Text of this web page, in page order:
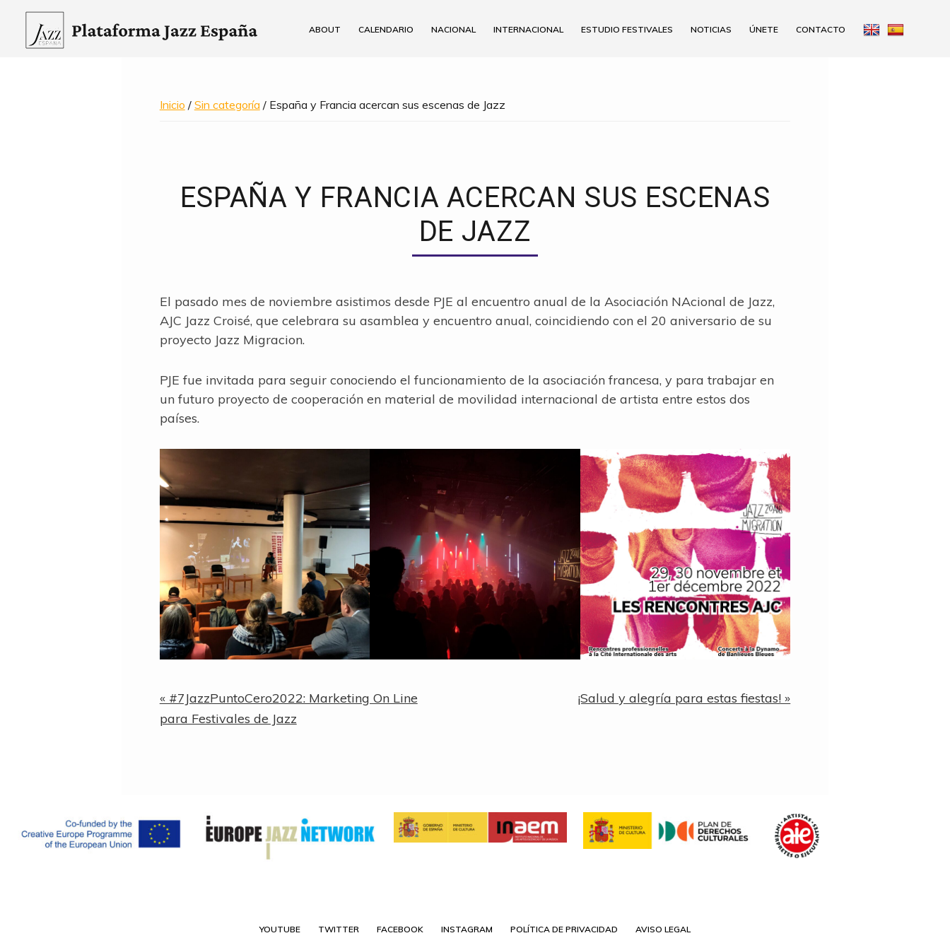
Saltar
Saltar
contenido
ABOUT CALENDARIO NACIONAL INTERNACIONAL ESTUDIO FESTIVALES NOTICIAS ÚNETE CONTACTO
Inicio / Sin categoría / España y Francia acercan sus escenas de Jazz
ESPAÑA Y FRANCIA ACERCAN SUS ESCENAS
DE JAZZ
El pasado mes de noviembre asistimos desde PJE al encuentro anual de la Asociación NAcional de Jazz,
AJC Jazz Croisé, que celebrara su asamblea y encuentro anual, coincidiendo con el 20 aniversario de su
proyecto Jazz Migracion.
PJE fue invitada para seguir conociendo el funcionamiento de la asociación francesa, y para trabajar en
un futuro proyecto de cooperación en material de movilidad internacional de artista entre estos dos
países.
Entrada
anterior:
« #7JazzPuntoCero2022: Marketing On Line
para Festivales de Jazz
Siguiente
¡Salud y alegría para estas fiestas! »
YOUTUBE TWITTER FACEBOOK INSTAGRAM POLÍTICA DE PRIVACIDAD AVISO LEGAL